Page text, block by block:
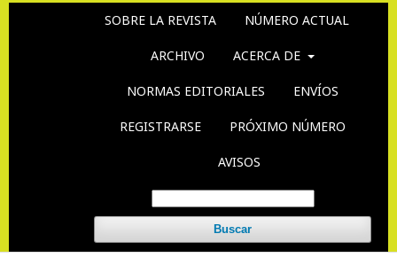
SOBRE LA REVISTA NÚMERO ACTUAL
ARCHIVO ACERCA DE
NORMAS EDITORIALES ENVÍOS
REGISTRARSE PRÓXIMO NÚMERO
AVISOS
Buscar